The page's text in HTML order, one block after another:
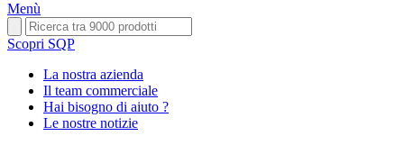
Menù
Scopri SQP
La nostra azienda
Il team commerciale
Hai bisogno di aiuto ?
Le nostre notizie